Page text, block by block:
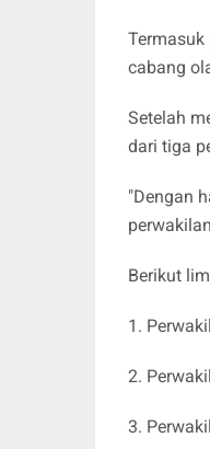
cabang
Setelah
dari tiga
"Dengan
Berikut
1.
2.
3.